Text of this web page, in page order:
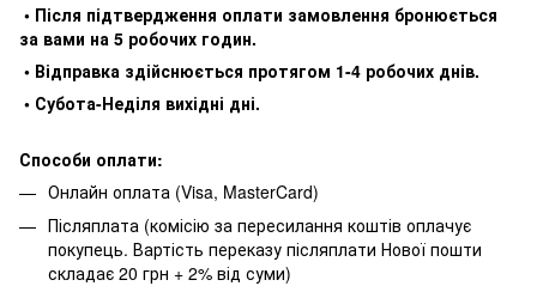
• Після підтвердження оплати замовлення бронюється
за вами на 5 робочих годин.
• Відправка здійснюється протягом 1-4 робочих днів.
• Субота-Неділя вихідні дні.
Способи оплати:
Онлайн оплата (Visa, MasterCard)
Післяплата (комісію за пересилання коштів оплачує
покупець. Вартість переказу післяплати Нової пошти
складає 20 грн + 2% від суми)